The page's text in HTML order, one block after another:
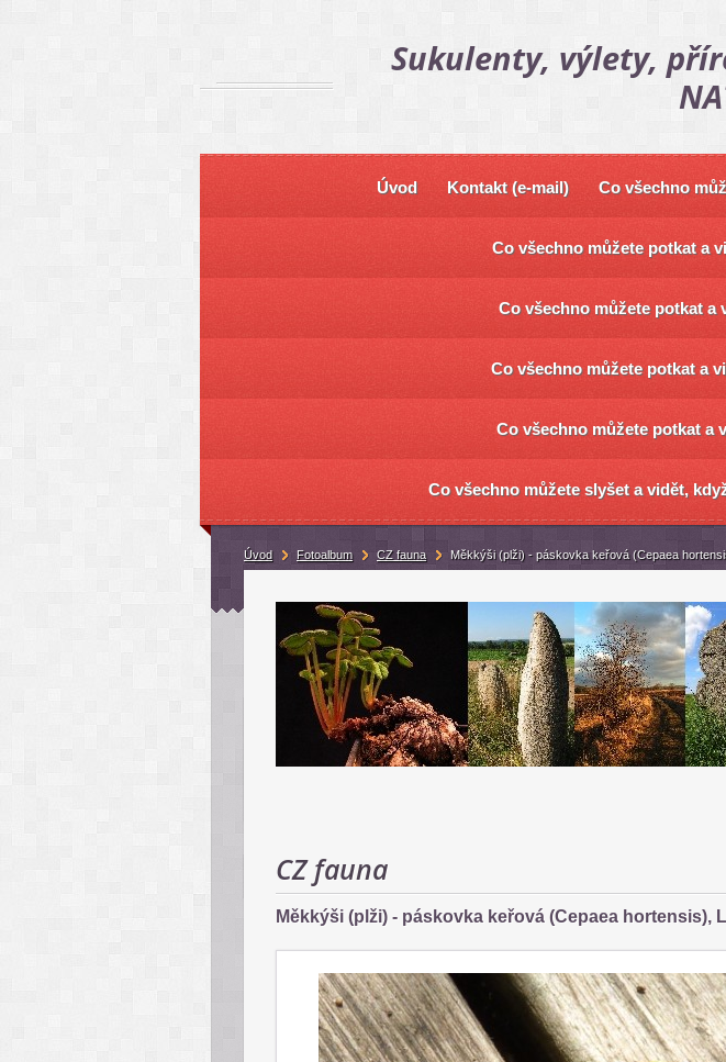
Sukulenty, výlety,
Úvod Kontakt (e-mail) Co všechno
Co všechno můžete potkat a
Co všechno můžete potkat a
Co všechno můžete potkat a
Co všechno můžete potkat a
Co všechno můžete slyšet a vidět,
CZ fauna
Měkkýši (plži) - páskovka keřová (Cepaea hortensis),
Úvod Fotoalbum CZ fauna Měkkýši (plži) - páskovka keřová (Cepaea